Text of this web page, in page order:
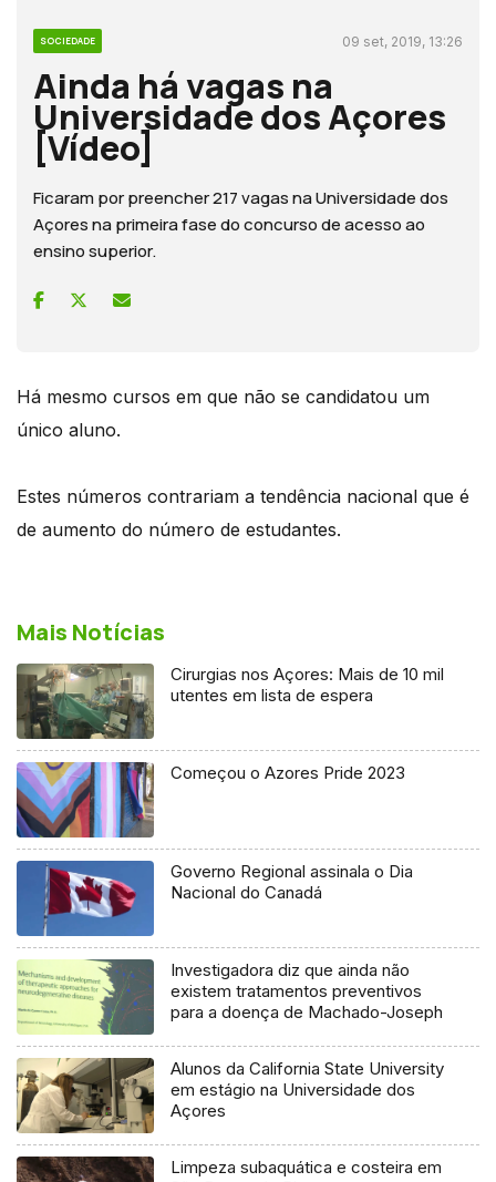
SOCIEDADE 09 set, 2019, 13:26
Ainda há vagas na
Universidade dos Açores
[Vídeo]
Ficaram por preencher 217 vagas na Universidade dos
Açores na primeira fase do concurso de acesso ao
ensino superior.
Há mesmo cursos em que não se candidatou um
único aluno.
Estes números contrariam a tendência nacional que é
de aumento do número de estudantes.
Mais Notícias
Cirurgias nos Açores: Mais de 10 mil
utentes em lista de espera
Começou o Azores Pride 2023
Governo Regional assinala o Dia
Nacional do Canadá
Investigadora diz que ainda não
existem tratamentos preventivos
para a doença de Machado-Joseph
Alunos da California State University
em estágio na Universidade dos
Açores
Limpeza subaquática e costeira em